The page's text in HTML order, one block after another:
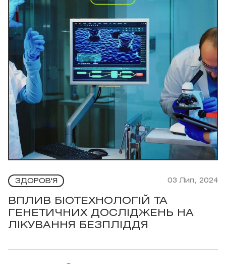
ЗДОРОВ'Я 03 Лип, 2024
ВПЛИВ БІОТЕХНОЛОГІЙ ТА
ГЕНЕТИЧНИХ ДОСЛІДЖЕНЬ НА
ЛІКУВАННЯ БЕЗПЛІДДЯ